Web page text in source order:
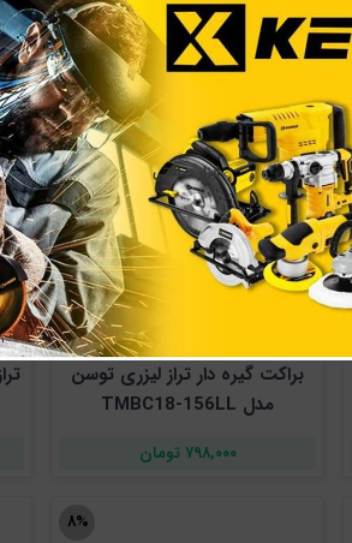
براکت گیره دار تراز لیزری توسن
مدل TMBC18-156LL
۷۹۸,۰۰۰ تومان
۸%